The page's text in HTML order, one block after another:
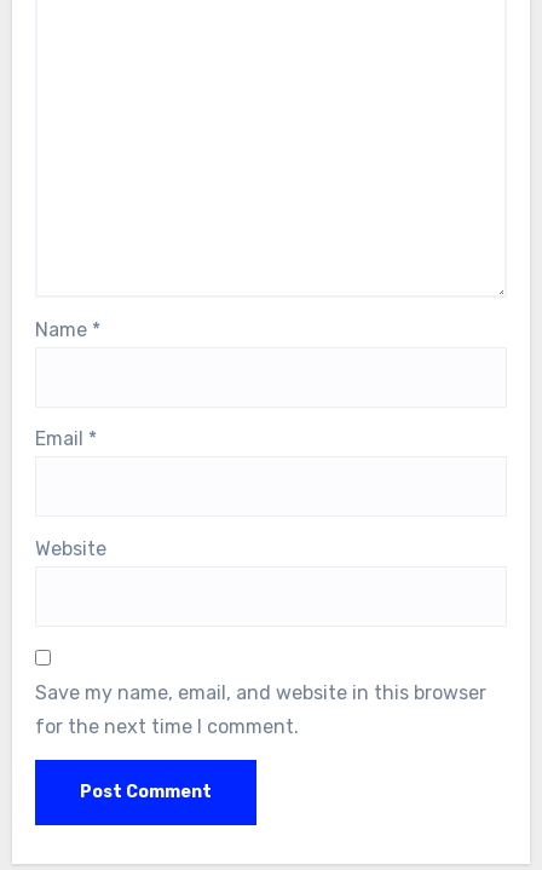
Name *
Email *
Website
Save my name, email, and website in this browser
for the next time I comment.